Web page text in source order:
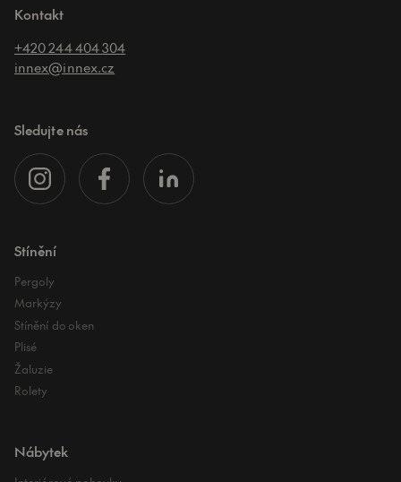
Kontakt
+420 244 404 304
innex@innex.cz
Sledujte nás
Stínění
Pergoly
Markýzy
Stínění do oken
Plisé
Žaluzie
Rolety
Nábytek